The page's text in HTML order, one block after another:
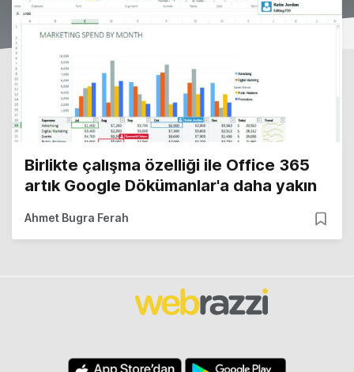
Birlikte çalışma özelliği ile Office 365
artık Google Dökümanlar'a daha yakın
Ahmet Bugra Ferah